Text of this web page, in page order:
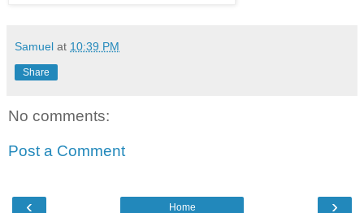
Samuel at 10:39 PM
Share
No comments:
Post a Comment
‹ ›
Home